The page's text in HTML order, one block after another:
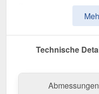
Regenwasser
langfristig die
abzudichten und zu
und eine robuste
Technische
Abmessungen